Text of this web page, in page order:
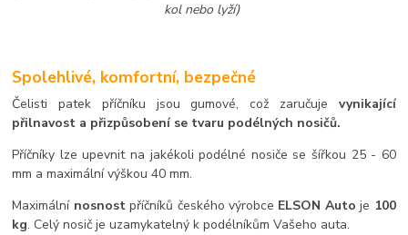
kol nebo lyží)
Spolehlivé, komfortní, bezpečné
Čelisti patek příčníku jsou gumové, což zaručuje vynikající
přilnavost a přizpůsobení se tvaru podélných nosičů.
Příčníky lze upevnit na jakékoli podélné nosiče se šířkou 25 - 60
mm a maximální výškou 40 mm.
Maximální nosnostpříčníků českého výrobce ELSON Autoje 100
kg. Celý nosič je uzamykatelný k podélníkům Vašeho auta.